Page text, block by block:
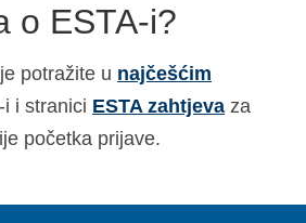
o ESTA-i?
potražite u najčešćim
i i stranici ESTA zahtjeva za
početka prijave.